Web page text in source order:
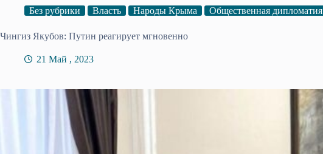
Без рубрики Власть Народы Крыма Общественная дипломатия
Чингиз Якубов: Путин реагирует мгновенно
21 Май , 2023